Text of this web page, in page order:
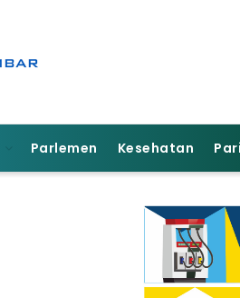
Parlemen Kesehatan